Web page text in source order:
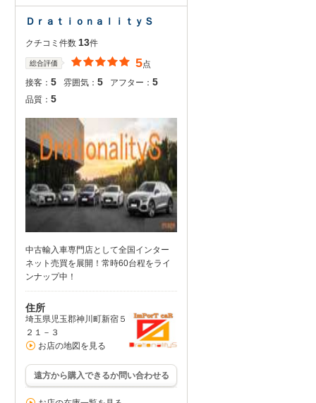
ＤｒａｔｉｏｎａｌｉｔｙＳ
クチコミ件数 13件
総合評価 5点
接客： 5 雰囲気： 5 アフター： 5
品質： 5
中古輸入車専門店として全国インター
ネット売買を展開！常時60台程をライ
ンナップ中！
住所
埼玉県児玉郡神川町新宿５
２１－３
お店の地図を見る
遠方から購入できるか問い合わせる